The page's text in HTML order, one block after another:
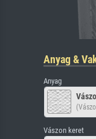
Anyag &
Anyag
Vászon keret